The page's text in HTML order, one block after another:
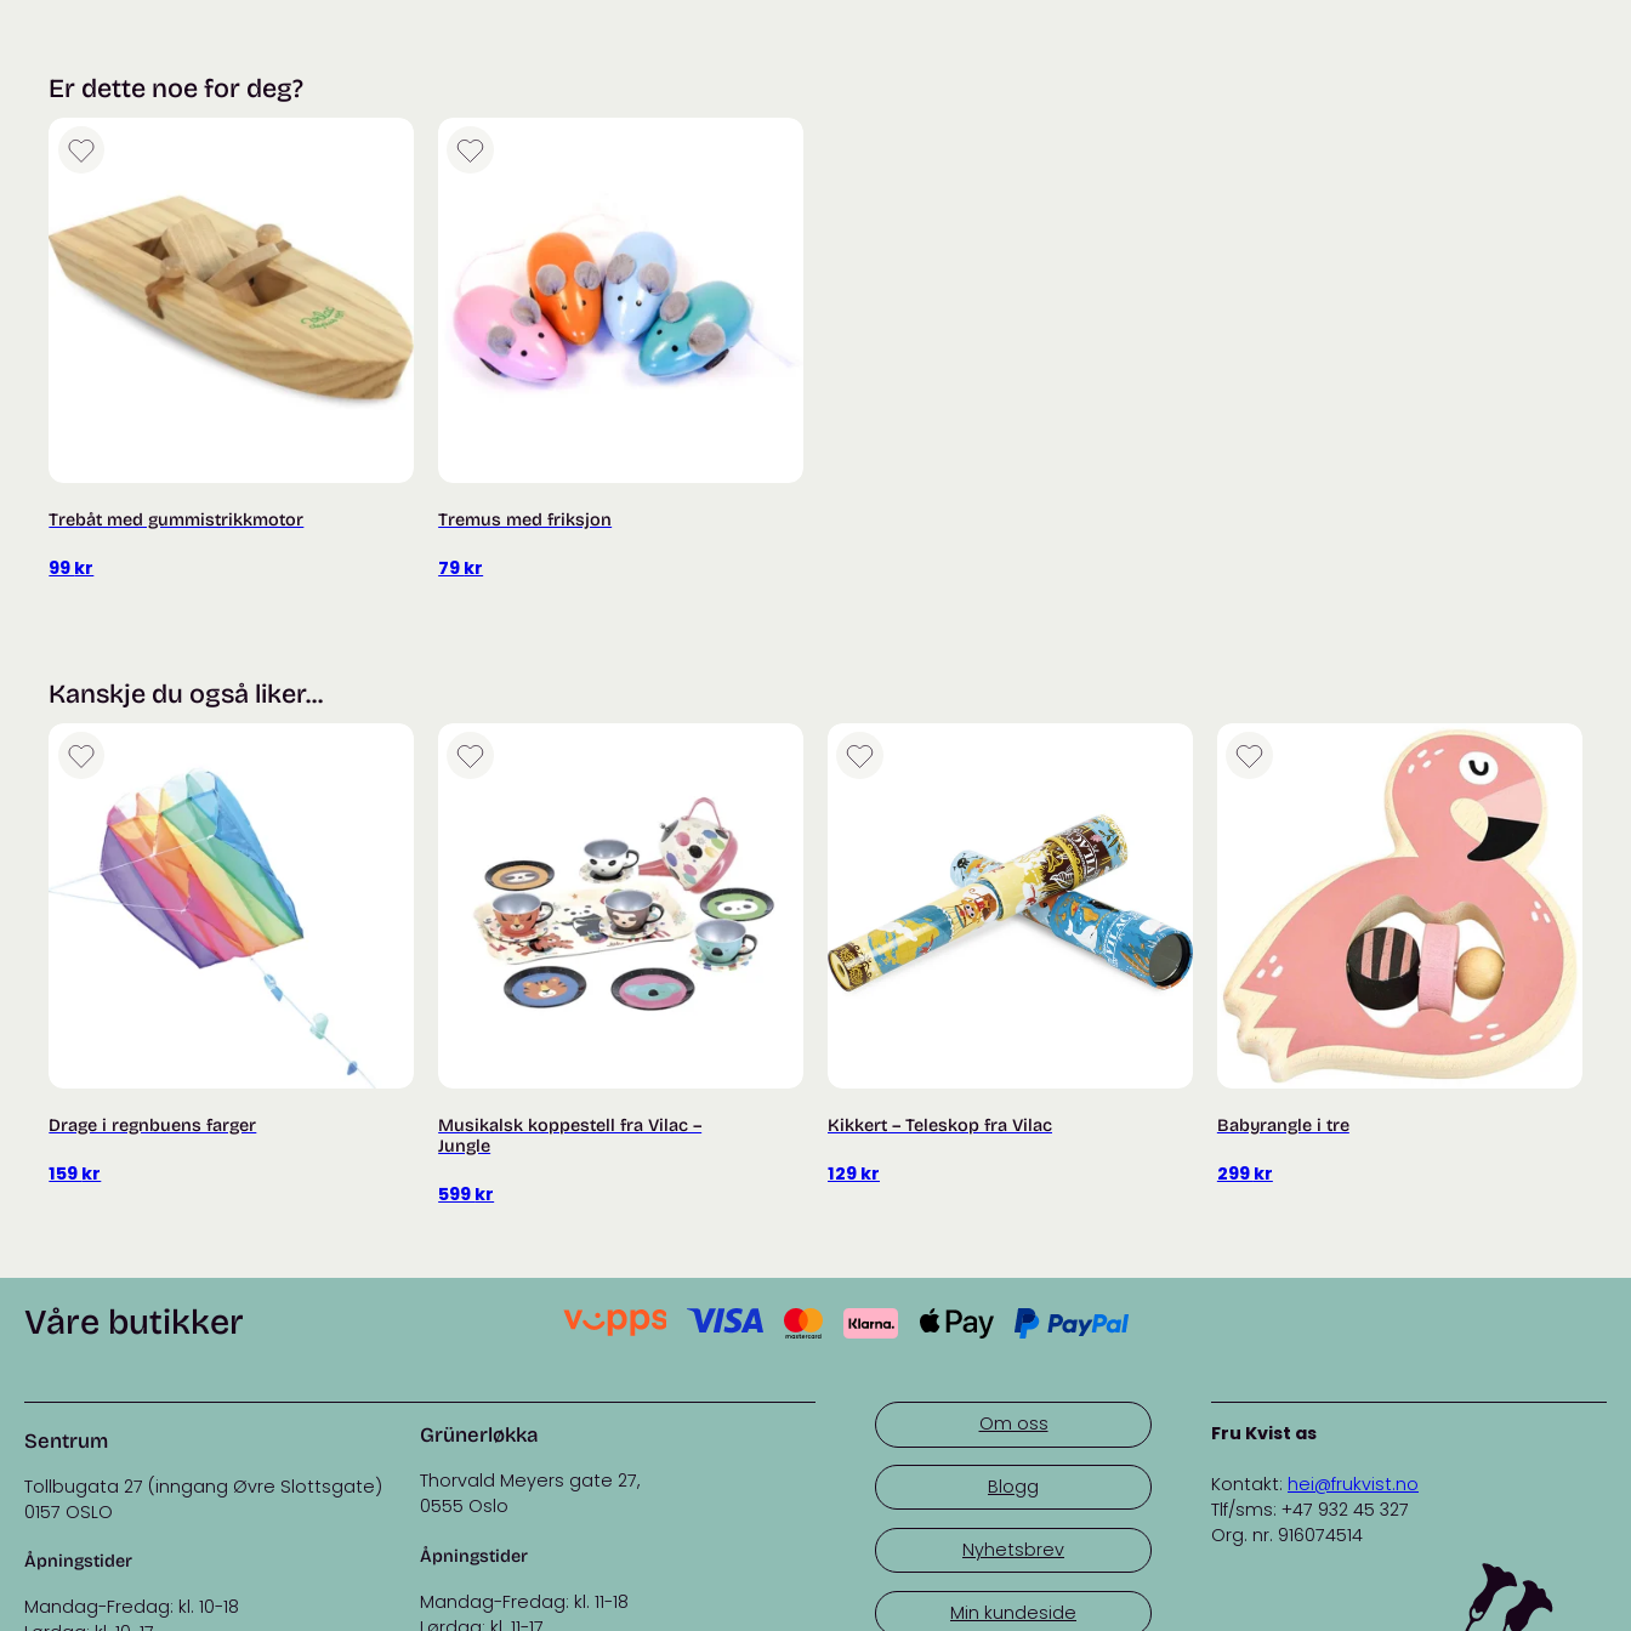
Er dette noe for deg?
Trebåt med gummistrikkmotor
99 kr
Tremus med friksjon
79 kr
Kanskje du også liker...
Drage i regnbuens farger
159 kr
Musikalsk koppestell fra Vilac –
Jungle
599 kr
Kikkert – Teleskop fra Vilac
129 kr
Babyrangle i tre
299 kr
Våre butikker
Sentrum
Tollbugata 27 (inngang Øvre Slottsgate)
0157 OSLO
Åpningstider
Mandag-Fredag: kl. 10-18
Grünerløkka
Thorvald Meyers gate 27,
0555 Oslo
Åpningstider
Mandag-Fredag: kl. 11-18
Om oss
Blogg
Nyhetsbrev
Min kundeside
Fru Kvist as
Kontakt: hei@frukvist.no
Tlf/sms: +47 932 45 327
Org. nr. 916074514